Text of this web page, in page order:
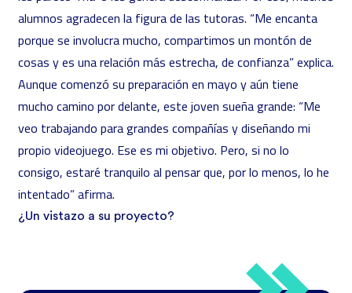
alumnos agradecen la figura de las tutoras. “Me encanta
porque se involucra mucho, compartimos un montón de
cosas y es una relación más estrecha, de confianza” explica.
Aunque comenzó su preparación en mayo y aún tiene
mucho camino por delante, este joven sueña grande: “Me
veo trabajando para grandes compañías y diseñando mi
propio videojuego. Ese es mi objetivo. Pero, si no lo
consigo, estaré tranquilo al pensar que, por lo menos, lo he
intentado” afirma.
¿Un vistazo a su proyecto?